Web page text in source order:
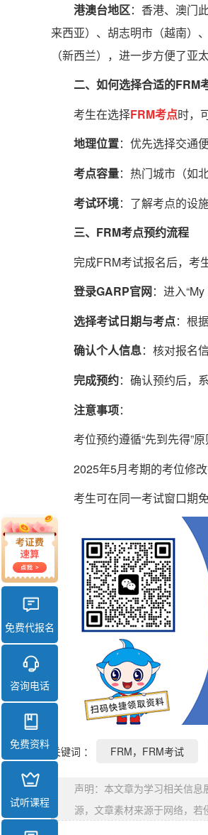
港澳台地区：香港、澳门
来西亚）、胡志明市（越南）
（新西兰），进一步方便了亚
二、如何选择合适的FRM
考生在选择FRM考点时，
地理位置：优先选择交通
考点容量：热门城市（如
考试环境：了解考点的设
三、FRM考点预约流程
完成FRM考试报名后，考
登录GARP官网：进入
选择考试日期与考点：根
确认个人信息：核对报名
完成预约：确认预约后，
注意事项：
考位预约遵循“先到先得”
2025年5月考期的考位修
考生可在同一考试窗口期
关键词 ： FRM，FRM考试
声明：本文章为学习相关信
源，文章素材来源于网络，若
免费代报名
咨询电话
免费资料
试听课程